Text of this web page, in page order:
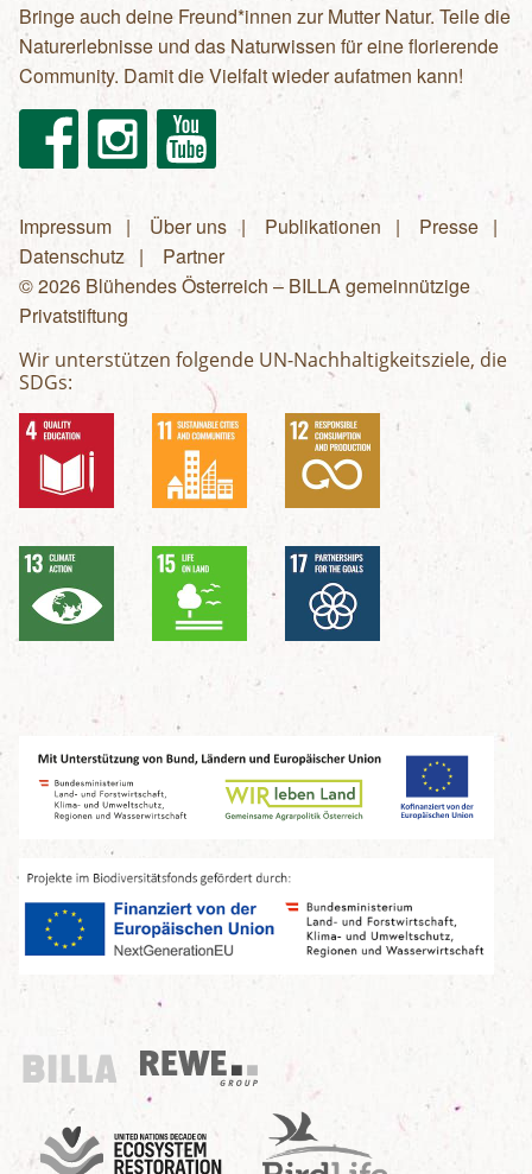
Bringe auch deine Freund*innen zur Mutter Natur. Teile die
Naturerlebnisse und das Naturwissen für eine florierende
Community. Damit die Vielfalt wieder aufatmen kann!
FacebookInstagram Youtube
Fußzeilenmenü
Impressum Über uns Publikationen
Presse
Datenschutz
Partner
© 2026 Blühendes Österreich – BILLA gemeinnützige
Privatstiftung
Wir unterstützen folgende UN-Nachhaltigkeitsziele, die
SDGs:
Billa
REWE Group
UN Decade
Birdlife